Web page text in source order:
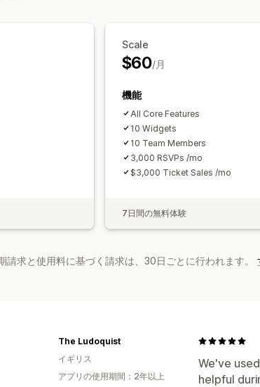
Scale
$60/月
機能
All Core Features
10 Widgets
10 Team Members
3,000 RSVPs /mo
$3,000 Ticket Sales /mo
7日間の無料体験
求と使用料に基づく請求は、30日ごとに行われます。
We've
helpful
The Ludoquist
イギリス
アプリの使用期間：2年以上